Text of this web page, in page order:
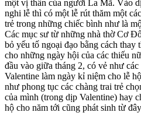
một vị thần của người La Mã. Vào
nghi lễ thì có một lễ rút thăm một
trẻ trong những chiếc bình như là
Các mục sư từ những nhà thờ Cơ
bỏ yếu tố ngoại đạo bằng cách thay
cho những ngày hội của các thiếu
đầu vào giữa tháng 2, có vẻ như
Valentine làm ngày kỉ niệm cho lễ
như phong tục các chàng trai trẻ
của mình (trong dịp Valentine) hay
hộ cho năm tới cũng phát sinh từ